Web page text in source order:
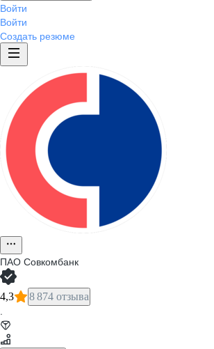
Войти
Войти
Создать резюме
ПАО Совкомбанк
4,3 8 874 отзыва
·